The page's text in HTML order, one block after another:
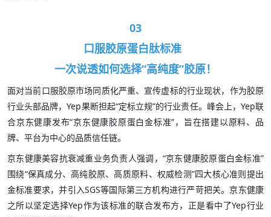
03
口服胶原蛋白肽标准
一次说透如何选择“高纯度”胶原！
面对当前口服胶原市场同质化严重、宣传虚标的行业现状，作为胶原
行业头部品牌，Yep果断担起“定标立规”的行业责任。峰会上，Yep联
合京东健康发布“京东健康胶原蛋白金标准”，旨在搭建以原料、品
牌、平台为中心的品质信任链。
京东健康美容抗衰减重业务负责人强调，“京东健康胶原蛋白金标准”
围绕“保真成分、高纯胶原、高质原料、权威检测”四大核心准则提出
金标准要求，并引入SGS等国际第三方机构进行严苛把关。京东健康
之所以坚定选择Yep作为该标准的联合发布方，正是看中了Yep行业